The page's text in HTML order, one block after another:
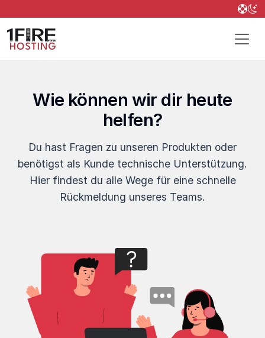
Wie können wir dir heute
helfen?
Du hast Fragen zu unseren Produkten oder
benötigst als Kunde technische Unterstützung.
Hier findest du alle Wege für eine schnelle
Rückmeldung unseres Teams.